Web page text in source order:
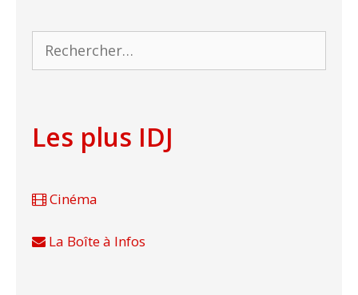
Rechercher :
Les plus IDJ
Cinéma
La Boîte à Infos